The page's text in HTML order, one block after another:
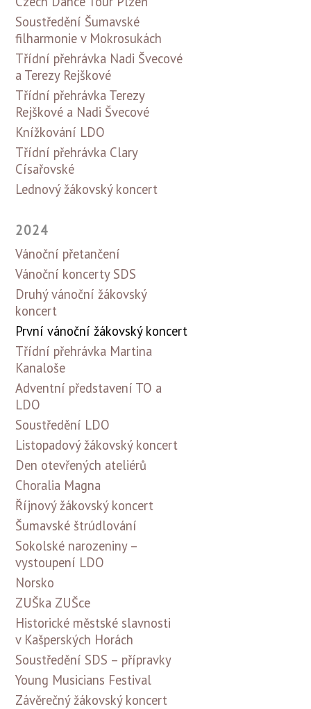
Soustředění Šumavské
filharmonie v Mokrosukách
Třídní přehrávka Nadi Švecové
a Terezy Rejškové
Třídní přehrávka Terezy
Rejškové a Nadi Švecové
Knížkování LDO
Třídní přehrávka Clary
Císařovské
Lednový žákovský koncert
2024
Vánoční přetančení
Vánoční koncerty SDS
Druhý vánoční žákovský
koncert
První vánoční žákovský koncert
Třídní přehrávka Martina
Kanaloše
Adventní představení TO a
LDO
Soustředění LDO
Listopadový žákovský koncert
Den otevřených ateliérů
Choralia Magna
Říjnový žákovský koncert
Šumavské štrúdlování
Sokolské narozeniny –
vystoupení LDO
Norsko
ZUŠka ZUŠce
Historické městské slavnosti
v Kašperských Horách
Soustředění SDS – přípravky
Young Musicians Festival
Závěrečný žákovský koncert